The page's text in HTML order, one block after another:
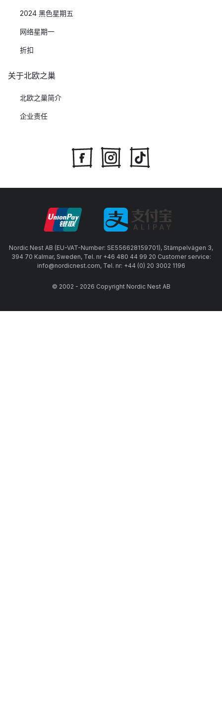
2024 黑色星期五
网络星期一
折扣
关于北欧之巢
北欧之巢简介
企业责任
Nordic Nest AB (EU-VAT-Number: SE556628159701), Stämpelvägen 3,
394 70 Kalmar, Sweden, Tel. nr +46 480 44 99 20 Customer service:
info@nordicnest.com, Tel. nr: +44 (0) 20 3002 1196
© 2002 - 2026 Copyright Nordic Nest AB